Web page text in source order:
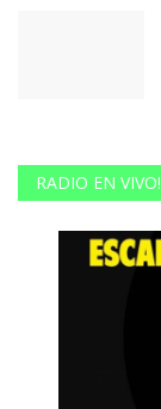
RADIO EN VIVO!